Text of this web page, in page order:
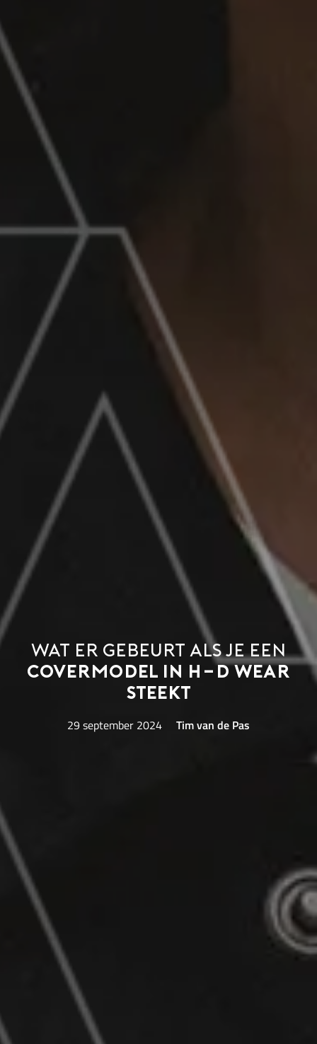
Wat er gebeurt als je een
covermodel in H-D Wear
steekt
29 september 2024 Tim van de Pas